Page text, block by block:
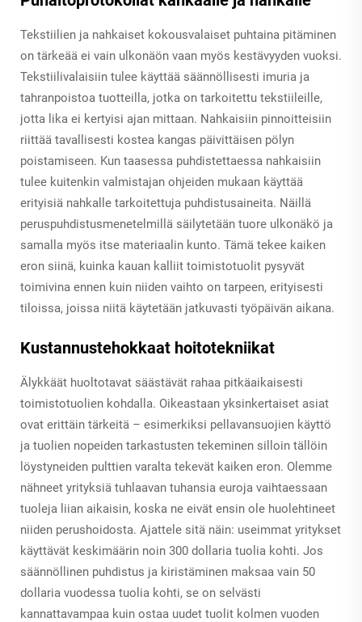
Tekstiilien ja nahkaiset kokousvalaiset puhtaina pitäminen
on tärkeää ei vain ulkonäön vaan myös kestävyyden vuoksi.
Tekstiilivalaisiin tulee käyttää säännöllisesti imuria ja
tahranpoistoa tuotteilla, jotka on tarkoitettu tekstiileille,
jotta lika ei kertyisi ajan mittaan. Nahkaisiin pinnoitteisiin
riittää tavallisesti kostea kangas päivittäisen pölyn
poistamiseen. Kun taasessa puhdistettaessa nahkaisiin
tulee kuitenkin valmistajan ohjeiden mukaan käyttää
erityisiä nahkalle tarkoitettuja puhdistusaineita. Näillä
peruspuhdistusmenetelmillä säilytetään tuore ulkonäkö ja
samalla myös itse materiaalin kunto. Tämä tekee kaiken
eron siinä, kuinka kauan kalliit toimistotuolit pysyvät
toimivina ennen kuin niiden vaihto on tarpeen, erityisesti
tiloissa, joissa niitä käytetään jatkuvasti työpäivän aikana.
Kustannustehokkaat hoitotekniikat
Älykkäät huoltotavat säästävät rahaa pitkäaikaisesti
toimistotuolien kohdalla. Oikeastaan yksinkertaiset asiat
ovat erittäin tärkeitä – esimerkiksi pellavansuojien käyttö
ja tuolien nopeiden tarkastusten tekeminen silloin tällöin
löystyneiden pulttien varalta tekevät kaiken eron. Olemme
nähneet yrityksiä tuhlaavan tuhansia euroja vaihtaessaan
tuoleja liian aikaisin, koska ne eivät ensin ole huolehtineet
niiden perushoidosta. Ajattele sitä näin: useimmat yritykset
käyttävät keskimäärin noin 300 dollaria tuolia kohti. Jos
säännöllinen puhdistus ja kiristäminen maksaa vain 50
dollaria vuodessa tuolia kohti, se on selvästi
kannattavampaa kuin ostaa uudet tuolit kolmen vuoden